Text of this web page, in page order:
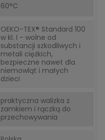
60°C
OEKO-TEX® Standard 100
w kl. I - wolne od
substancji szkodliwych i
metali ciężkich,
bezpieczne nawet dla
niemowląt i małych
dzieci
praktyczna walizka z
zamkiem i rączką do
przechowywania